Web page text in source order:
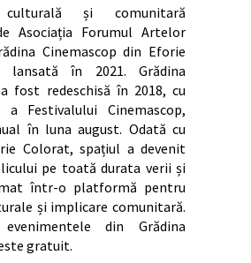
și comunitară
Asociația Forumul Artelor
Cinemascop din Eforie
în 2021. Grădina
fost redeschisă în 2018, cu
Festivalului Cinemascop,
în luna august. Odată cu
Colorat, spațiul a devenit
pe toată durata verii și
într-o platformă pentru
și implicare comunitară.
din Grădina
gratuit.